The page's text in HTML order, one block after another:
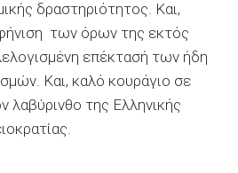
δραστηριότητος. Και,
των όρων της εκτός
επέκτασή των ήδη
Και, καλό κουράγιο σε
λαβύρινθο της Ελληνικής